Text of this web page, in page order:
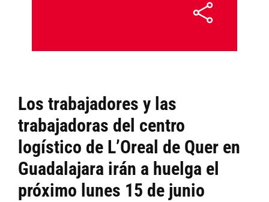
Los trabajadores y las
trabajadoras del centro
logístico de L’Oreal de Quer en
Guadalajara irán a huelga el
próximo lunes 15 de junio